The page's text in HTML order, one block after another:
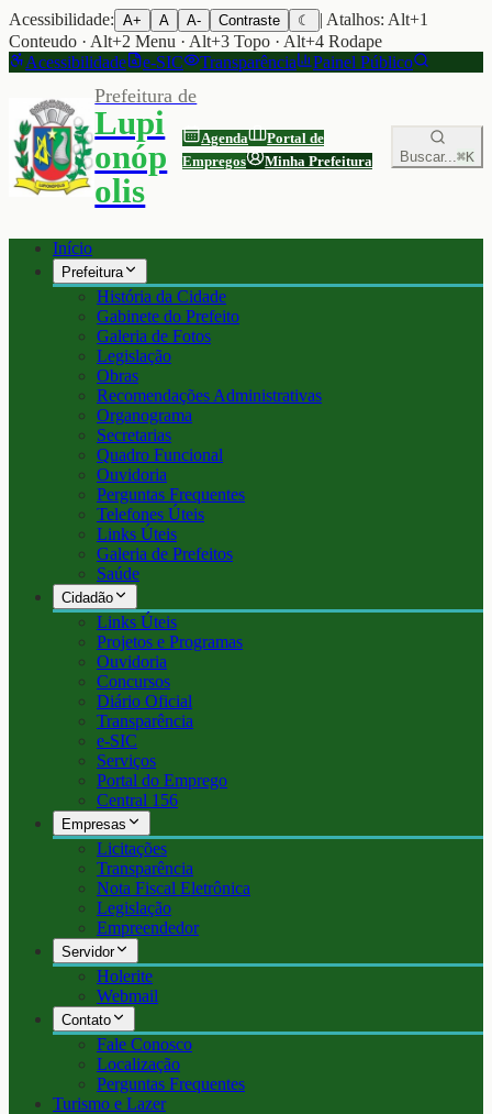
Acessibilidade: A+ A A- Contraste ☾
| Atalhos: Alt+1
Conteudo · Alt+2 Menu · Alt+3 Topo · Alt+4 Rodape
Acessibilidade
e-SIC Transparência Painel Público
Prefeitura de
Lupi
onóp
olis
Agenda
Portal de
Empregos
Minha Prefeitura Buscar...⌘K
Início
Prefeitura
História da Cidade
Gabinete do Prefeito
Galeria de Fotos
Legislação
Obras
Recomendações Administrativas
Organograma
Secretarias
Quadro Funcional
Ouvidoria
Perguntas Frequentes
Telefones Úteis
Links Úteis
Galeria de Prefeitos
Saúde
Cidadão
Links Úteis
Projetos e Programas
Ouvidoria
Concursos
Diário Oficial
Transparência
e-SIC
Serviços
Portal do Emprego
Central 156
Empresas
Licitações
Transparência
Nota Fiscal Eletrônica
Legislação
Empreendedor
Servidor
Holerite
Webmail
Contato
Fale Conosco
Localização
Perguntas Frequentes
Turismo e Lazer